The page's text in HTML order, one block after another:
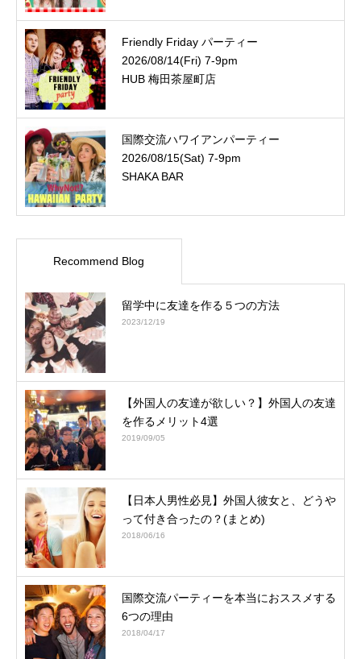
Friendly Friday パーティー
2026/08/14(Fri) 7-9pm
HUB 梅田茶屋町店
国際交流ハワイアンパーティー
2026/08/15(Sat) 7-9pm
SHAKA BAR
Recommend Blog
留学中に友達を作る５つの方法
2023/12/19
【外国人の友達が欲しい？】外国人の友達
を作るメリット4選
2019/09/05
【日本人男性必見】外国人彼女と、どうや
って付き合ったの？(まとめ)
2018/06/16
国際交流パーティーを本当におススメする
6つの理由
2018/04/17